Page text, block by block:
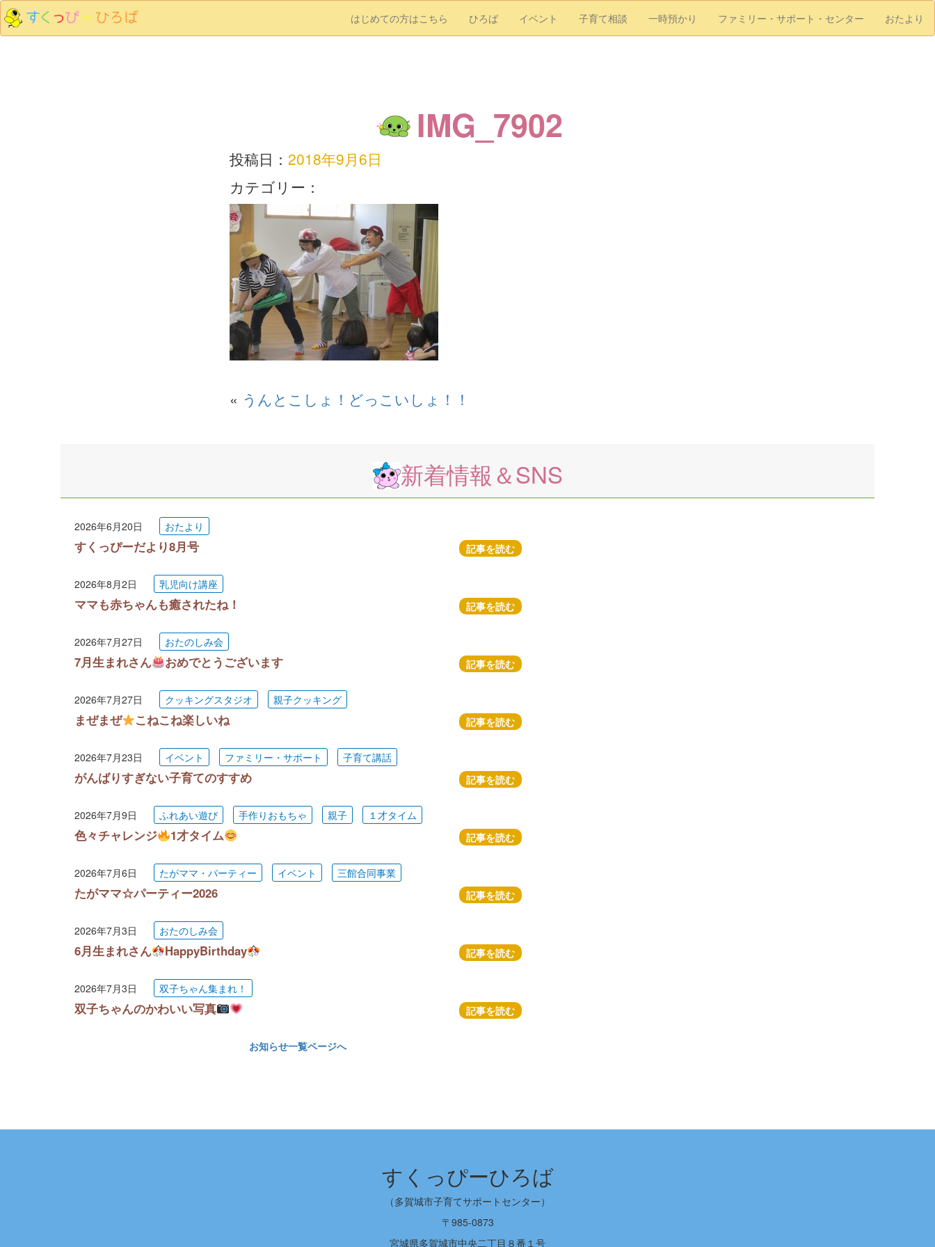
はじめての方はこちら ひろば イベント 子育て相談 一時預かり ファミリー・サポート・センター おたより
IMG_7902
投稿日： 2018年9月6日
カテゴリー：
« うんとこしょ！どっこいしょ！！
新着情報＆SNS
2026年6月20日 おたより
すくっぴーだより8月号 記事を読む
2026年8月2日 乳児向け講座
ママも赤ちゃんも癒されたね！ 記事を読む
2026年7月27日 おたのしみ会
7月生まれさん おめでとうございます 記事を読む
2026年7月27日 クッキングスタジオ 親子クッキング
まぜまぜ こねこね楽しいね 記事を読む
2026年7月23日 イベント ファミリー・サポート 子育て講話
がんばりすぎない子育てのすすめ 記事を読む
2026年7月9日 ふれあい遊び 手作りおもちゃ 親子 １才タイム
色々チャレンジ 1才タイム 記事を読む
2026年7月6日 たがママ・パーティー イベント 三館合同事業
たがママ☆パーティー2026 記事を読む
2026年7月3日 おたのしみ会
6月生まれさん HappyBirthday 記事を読む
2026年7月3日 双子ちゃん集まれ！
双子ちゃんのかわいい写真 記事を読む
お知らせ一覧ページへ
すくっぴーひろば
（多賀城市子育てサポートセンター）
〒985-0873
宮城県多賀城市中央二丁目８番１号